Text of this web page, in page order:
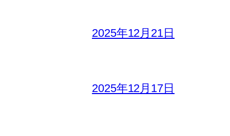
2025年12月21日
2025年12月17日